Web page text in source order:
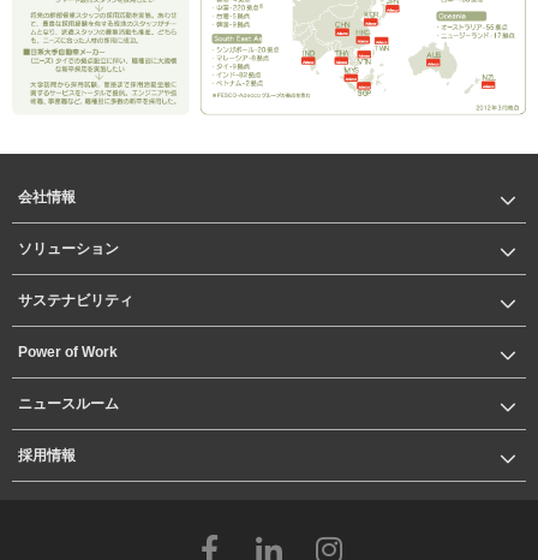
会社情報
ソリューション
サステナビリティ
Power of Work
ニュースルーム
採用情報